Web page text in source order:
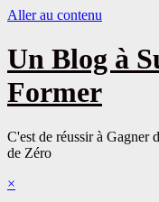
Aller au contenu
Un Blog à
Former
C'est de réussir à Gagner
de Zéro
×